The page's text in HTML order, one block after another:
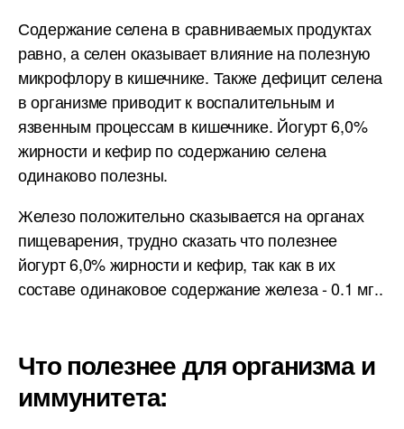
Содержание селена в сравниваемых продуктах
равно, а селен оказывает влияние на полезную
микрофлору в кишечнике. Также дефицит селена
в организме приводит к воспалительным и
язвенным процессам в кишечнике. Йогурт 6,0%
жирности и кефир по содержанию селена
одинаково полезны.
Железо положительно сказывается на органах
пищеварения, трудно сказать что полезнее
йогурт 6,0% жирности и кефир, так как в их
составе одинаковое содержание железа - 0.1 мг..
Что полезнее для организма и
иммунитета: